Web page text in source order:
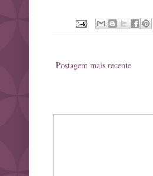
Postagem mais recente